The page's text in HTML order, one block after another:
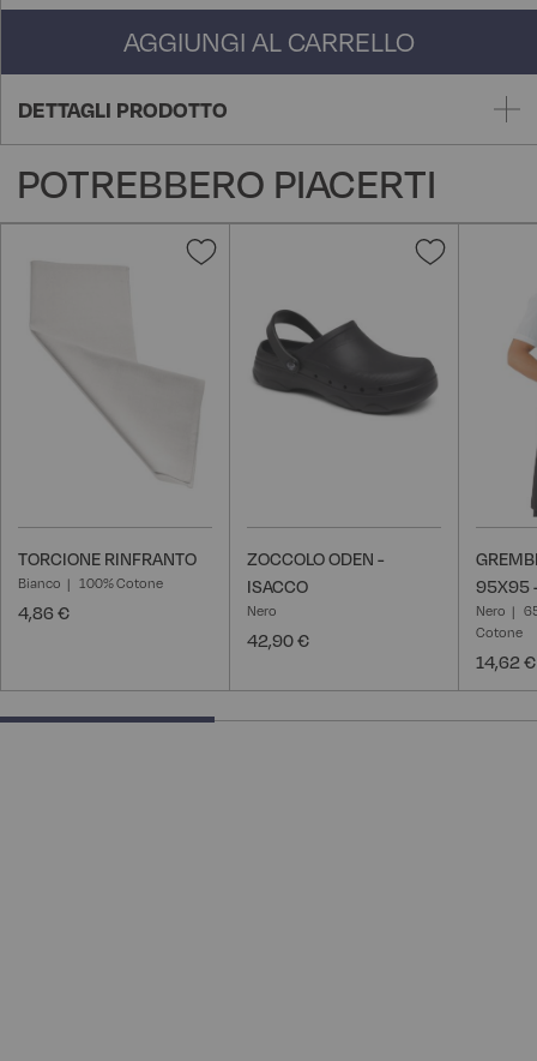
AGGIUNGI AL CARRELLO
DETTAGLI PRODOTTO
POTREBBERO PIACERTI
Aggiungi
desideri
TORCIONE RINFRANTO
Bianco 100% Cotone
4,86 €
Aggiungi
desideri
ZOCCOLO ODEN -
ISACCO
Nero
42,90 €
95X95
Nero
Cotone
14,62 €
40% completed